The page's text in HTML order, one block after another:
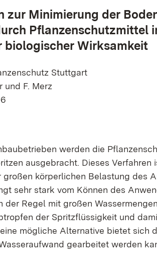
zur Minimierung der
Pflanzenschutzmittel
biologischer Wirksamkeit
Stuttgart
Wagner und F.
werden die
ausgebracht. Dieses Verfahren
körperlichen Belastung des
sehr stark vom Können des
der Regel mit großen
der Spritzflüssigkeit und
mögliche Alternative bietet sich
gearbeitet werden